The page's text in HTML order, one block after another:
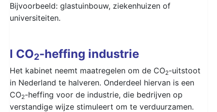
Bijvoorbeeld: glastuinbouw, ziekenhuizen of
universiteiten.
l CO2-heffing industrie
Het kabinet neemt maatregelen om de CO2-uitstoot
in Nederland te halveren. Onderdeel hiervan is een
CO2-heffing voor de industrie, die bedrijven op
verstandige wijze stimuleert om te verduurzamen.